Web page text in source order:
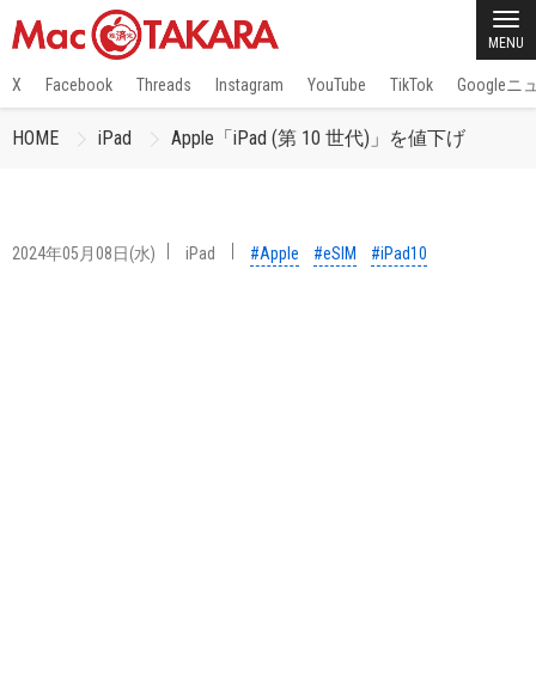
MENU
X Facebook Threads Instagram YouTube TikTok Googleニ
HOME iPad Apple「iPad (第 10 世代)」を値下げ
2024年05月08日(水) iPad #Apple #eSIM #iPad10